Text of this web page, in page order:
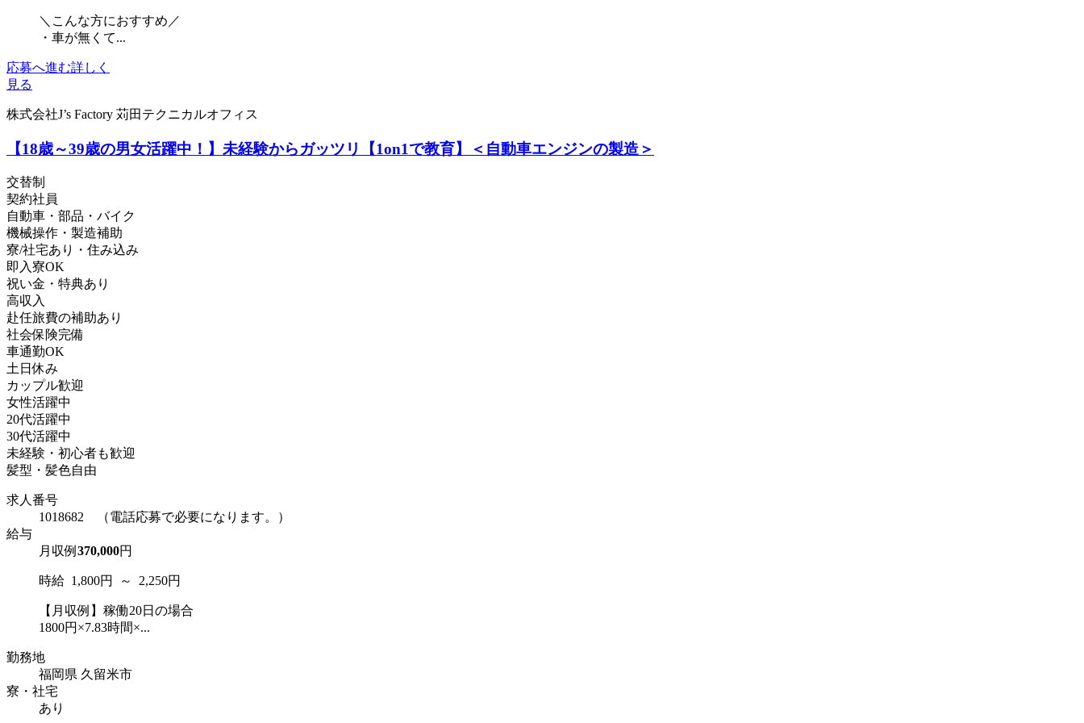
＼こんな方におすすめ／
・車が無くて...
応募へ進む詳しく
見る
株式会社J’s Factory 苅田テクニカルオフィス
【18歳～39歳の男女活躍中！】未経験からガッツリ【1on1で教育】＜自動車エンジンの製造＞
交替制
契約社員
自動車・部品・バイク
機械操作・製造補助
寮/社宅あり・住み込み
即入寮OK
祝い金・特典あり
高収入
赴任旅費の補助あり
社会保険完備
車通勤OK
土日休み
カップル歓迎
女性活躍中
20代活躍中
30代活躍中
未経験・初心者も歓迎
髪型・髪色自由
求人番号
1018682 （電話応募で必要になります。）
給与
月収例 370,000円
時給 1,800円 ～ 2,250円
【月収例】稼働20日の場合
1800円×7.83時間×...
勤務地
福岡県 久留米市
寮・社宅
あり